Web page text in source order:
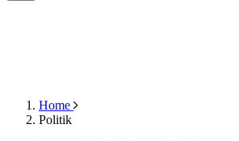
Home
Politik